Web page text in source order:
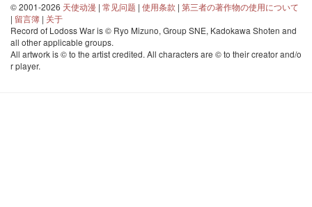
© 2001-2026 天使动漫 | 常见问题 | 使用条款 | 第三者の著作物の使用について
| 留言簿 | 关于
Record of Lodoss War is © Ryo Mizuno, Group SNE, Kadokawa Shoten and
all other applicable groups.
All artwork is © to the artist credited. All characters are © to their creator and/o
r player.